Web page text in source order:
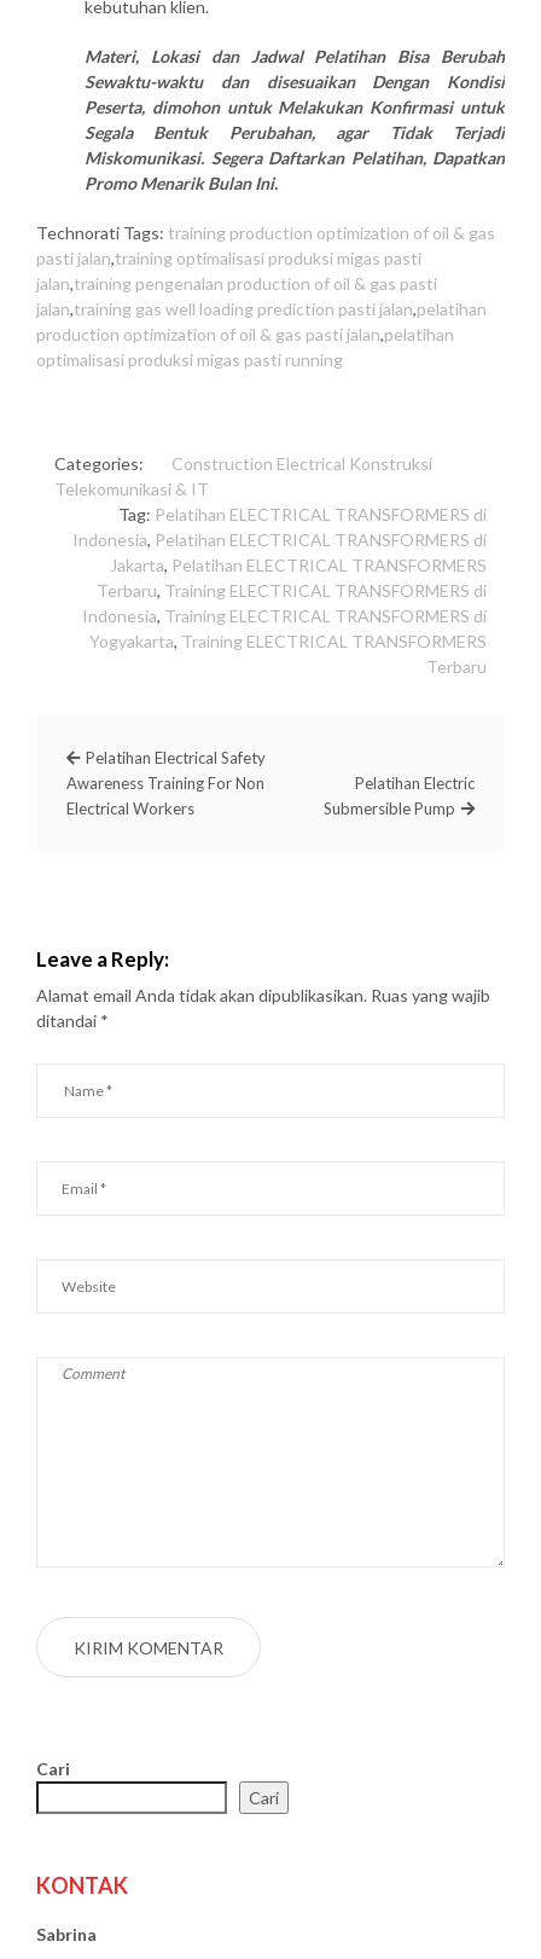
kebutuhan klien.
Materi, Lokasi dan Jadwal Pelatihan Bisa Berubah
Sewaktu-waktu dan disesuaikan Dengan Kondisi
Peserta, dimohon untuk Melakukan Konfirmasi untuk
Segala Bentuk Perubahan, agar Tidak Terjadi
Miskomunikasi. Segera Daftarkan Pelatihan, Dapatkan
Promo Menarik Bulan Ini.
Technorati Tags: training production optimization of oil & gas
pasti jalan,training optimalisasi produksi migas pasti
jalan,training pengenalan production of oil & gas pasti
jalan,training gas well loading prediction pasti jalan,pelatihan
production optimization of oil & gas pasti jalan,pelatihan
optimalisasi produksi migas pasti running
Categories: Construction Electrical Konstruksi
Telekomunikasi & IT
Tag: Pelatihan ELECTRICAL TRANSFORMERS di
Indonesia, Pelatihan ELECTRICAL TRANSFORMERS di
Jakarta, Pelatihan ELECTRICAL TRANSFORMERS
Terbaru, Training ELECTRICAL TRANSFORMERS di
Indonesia, Training ELECTRICAL TRANSFORMERS di
Yogyakarta, Training ELECTRICAL TRANSFORMERS
Terbaru
Pelatihan Electrical Safety
Awareness Training For Non
Electrical Workers
Pelatihan Electric
Submersible Pump
Leave a Reply:
Alamat email Anda tidak akan dipublikasikan. Ruas yang wajib
ditandai *
Cari
Cari
KONTAK
Sabrina